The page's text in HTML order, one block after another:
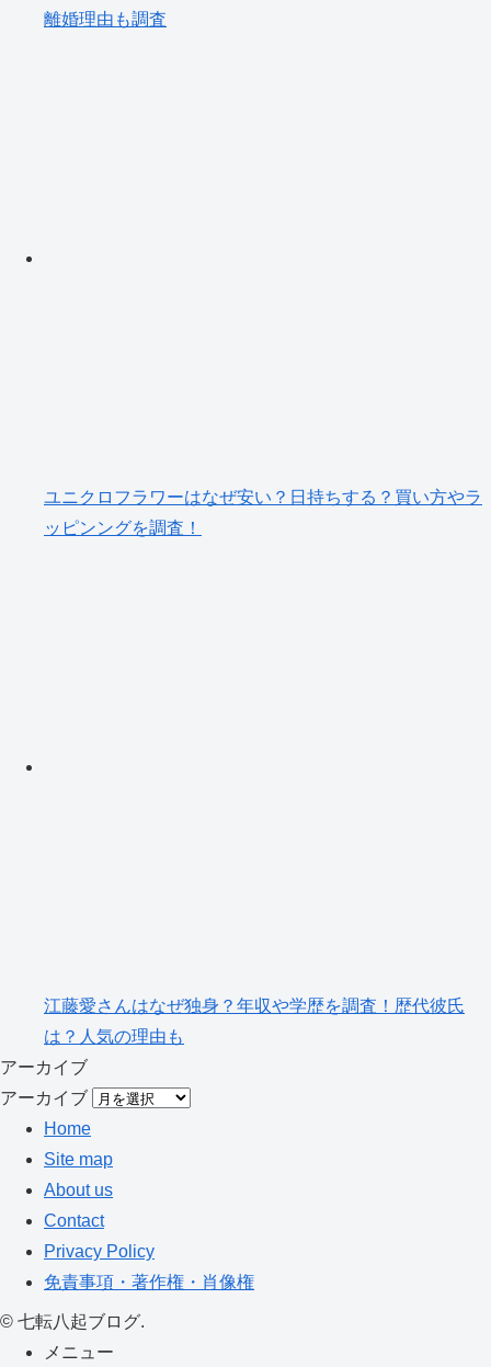
離婚理由も調査
ユニクロフラワーはなぜ安い？日持ちする？買い方やラ
ッピンングを調査！
江藤愛さんはなぜ独身？年収や学歴を調査！歴代彼氏
は？人気の理由も
アーカイブ
アーカイブ
Home
Site map
About us
Contact
Privacy Policy
免責事項・著作権・肖像権
© 七転八起ブログ.
メニュー